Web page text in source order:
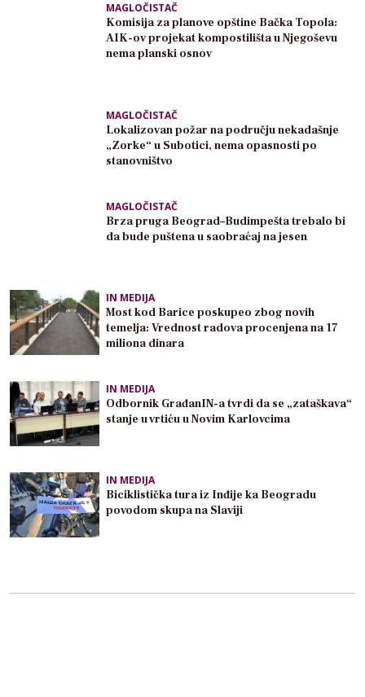
MAGLOČISTAČ
Komisija za planove opštine Bačka Topola:
AIK-ov projekat kompostilišta u Njegoševu
nema planski osnov
MAGLOČISTAČ
Lokalizovan požar na području nekadašnje
„Zorke“ u Subotici, nema opasnosti po
stanovništvo
MAGLOČISTAČ
Brza pruga Beograd–Budimpešta trebalo bi
da bude puštena u saobraćaj na jesen
IN MEDIJA
Most kod Barice poskupeo zbog novih
temelja: Vrednost radova procenjena na 17
miliona dinara
IN MEDIJA
Odbornik GrađanIN-a tvrdi da se „zataškava“
stanje u vrtiću u Novim Karlovcima
IN MEDIJA
Biciklistička tura iz Inđije ka Beogradu
povodom skupa na Slaviji